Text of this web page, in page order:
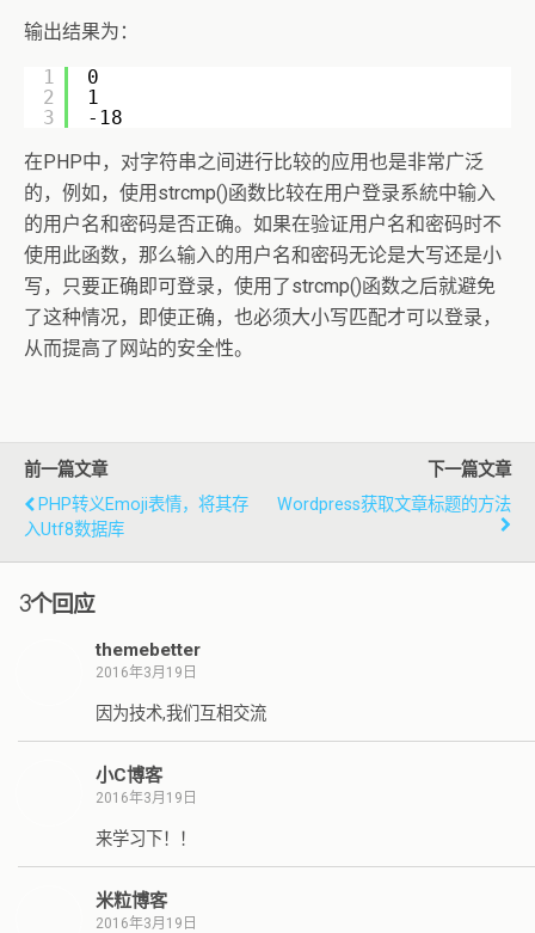
输出结果为：
1
2
3
0
1
-18
在PHP中，对字符串之间进行比较的应用也是非常广泛
的，例如，使用strcmp()函数比较在用户登录系統中输入
的用户名和密码是否正确。如果在验证用户名和密码时不
使用此函数，那么输入的用户名和密码无论是大写还是小
写，只要正确即可登录，使用了strcmp()函数之后就避免
了这种情况，即使正确，也必须大小写匹配才可以登录，
从而提高了网站的安全性。
前一篇文章
PHP转义emoji表情，将其存
入utf8数据库
下一篇文章
Wordpress获取文章标题的方法
3个回应
themebetter
2016年3月19日
因为技术,我们互相交流
小C博客
2016年3月19日
来学习下！！
米粒博客
2016年3月19日